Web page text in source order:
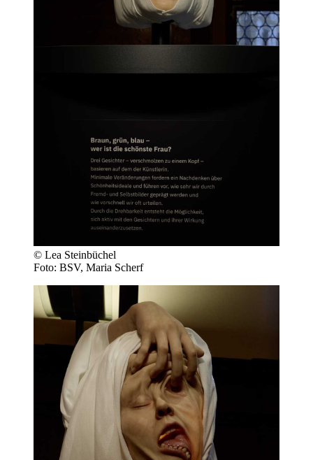
© Lea Steinbüchel
Foto: BSV, Maria Scherf